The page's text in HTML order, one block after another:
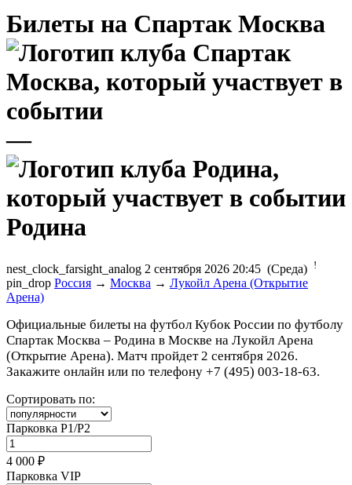
Билеты на Спартак Москва
—
Родина
nest_clock_farsight_analog 2 сентября 2026 20:45 (Среда) !
pin_drop Россия → Москва → Лукойл Арена (Открытие
Арена)
Официальные билеты на футбол Кубок России по футболу
Спартак Москва – Родина в Москве на Лукойл Арена
(Открытие Арена). Матч пройдет 2 сентября 2026.
Закажите онлайн или по телефону +7 (495) 003-18-63.
Сортировать по:
Парковка P1/P2
4 000 ₽
Парковка VIP